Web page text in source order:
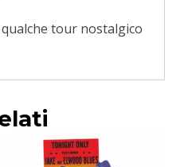
tour nostalgico